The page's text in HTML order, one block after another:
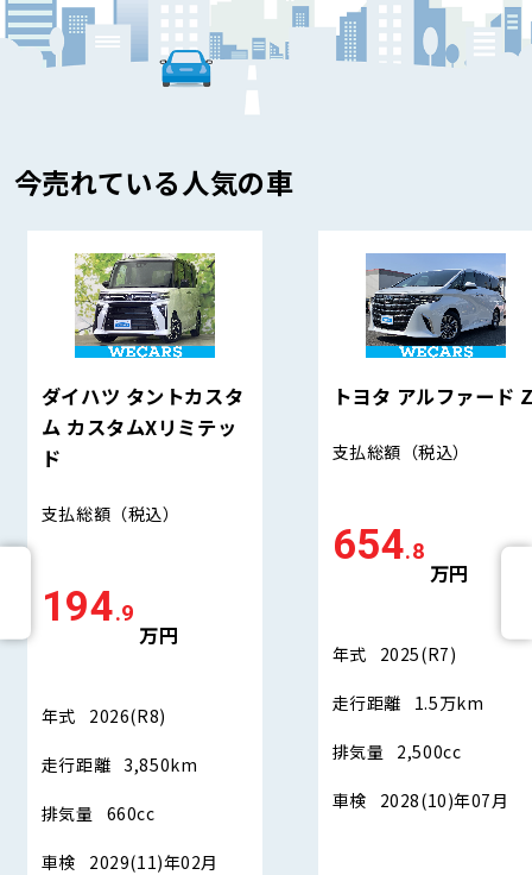
今売れている人気の車
ダイハツ タントカスタ
ム カスタムXリミテッ
ド
支払総額 （税込）
194.9
万円
年式 2026(R8)
走行距離 3,850km
排気量 660cc
車検 2029(11)年02月
トヨタ アルファード
支払総額 （税込）
654.8
万円
年式 2025(R7)
走行距離 1.5万km
排気量 2,500cc
車検 2028(10)年07月